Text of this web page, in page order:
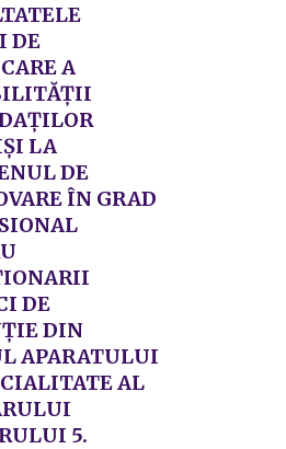
DE
A
LA
DE
ÎN GRAD
DE
DIN
APARATULUI
AL
5.